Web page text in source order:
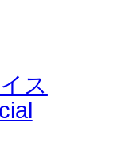
ス